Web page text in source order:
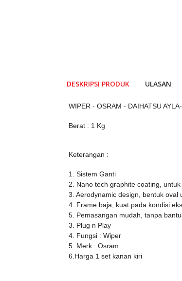
DESKRIPSI PRODUK ULASAN
WIPER - OSRAM - DAIHATSU
Berat : 1 Kg
Keterangan :
1. Sistem Ganti
2. Nano tech graphite coating,
3. Aerodynamic design, bentuk
4. Frame baja, kuat pada kondisi
5. Pemasangan mudah, tanpa
3. Plug n Play
4. Fungsi : Wiper
5. Merk : Osram
6.Harga 1 set kanan kiri